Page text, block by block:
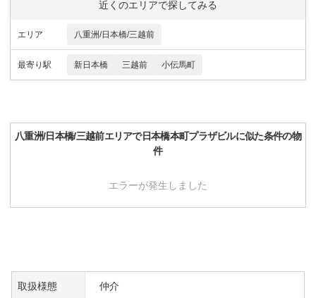
近くのエリアで探してみる
エリア 八重洲/日本橋/三越前
最寄り駅 新日本橋 三越前 小伝馬町
八重洲/日本橋/三越前エリアで日本橋本町プラザビルに似た条件の物
件
エラーが発生しました
取扱様態 仲介